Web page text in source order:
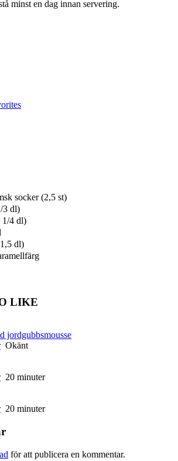
minst en dag innan servering.
socker (2,5 st)
3 dl)
1/4 dl)
dl)
LIKE
jordgubbsmousse
Okänt
20 minuter
20 minuter
för att publicera en kommentar.